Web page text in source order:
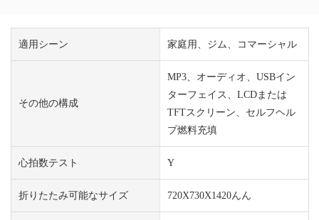
適用シーン 家庭用、ジム、コマーシャル
その他の構成
MP3、オーディオ、USBイン
ターフェイス、LCDまたは
TFTスクリーン、セルフヘル
プ燃料充填
心拍数テスト Y
折りたたみ可能なサイズ 720X730X1420んん